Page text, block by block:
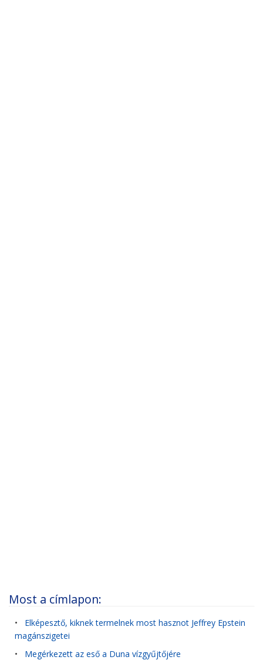
Most a címlapon:
• Elképesztő, kiknek termelnek most hasznot Jeffrey Epstein
magánszigetei
• Megérkezett az eső a Duna vízgyűjtőjére